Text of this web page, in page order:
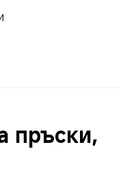
пръски,